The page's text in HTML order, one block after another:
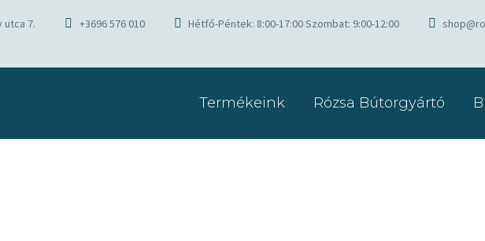
utca 7. +3696 576 010 Hétfő-Péntek: 8:00-17:00 Szombat: 9:00-12:00
Termékeink Rózsa Bútorgyártó